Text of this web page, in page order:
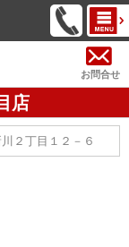
お問合せ
店
２丁目１２－６